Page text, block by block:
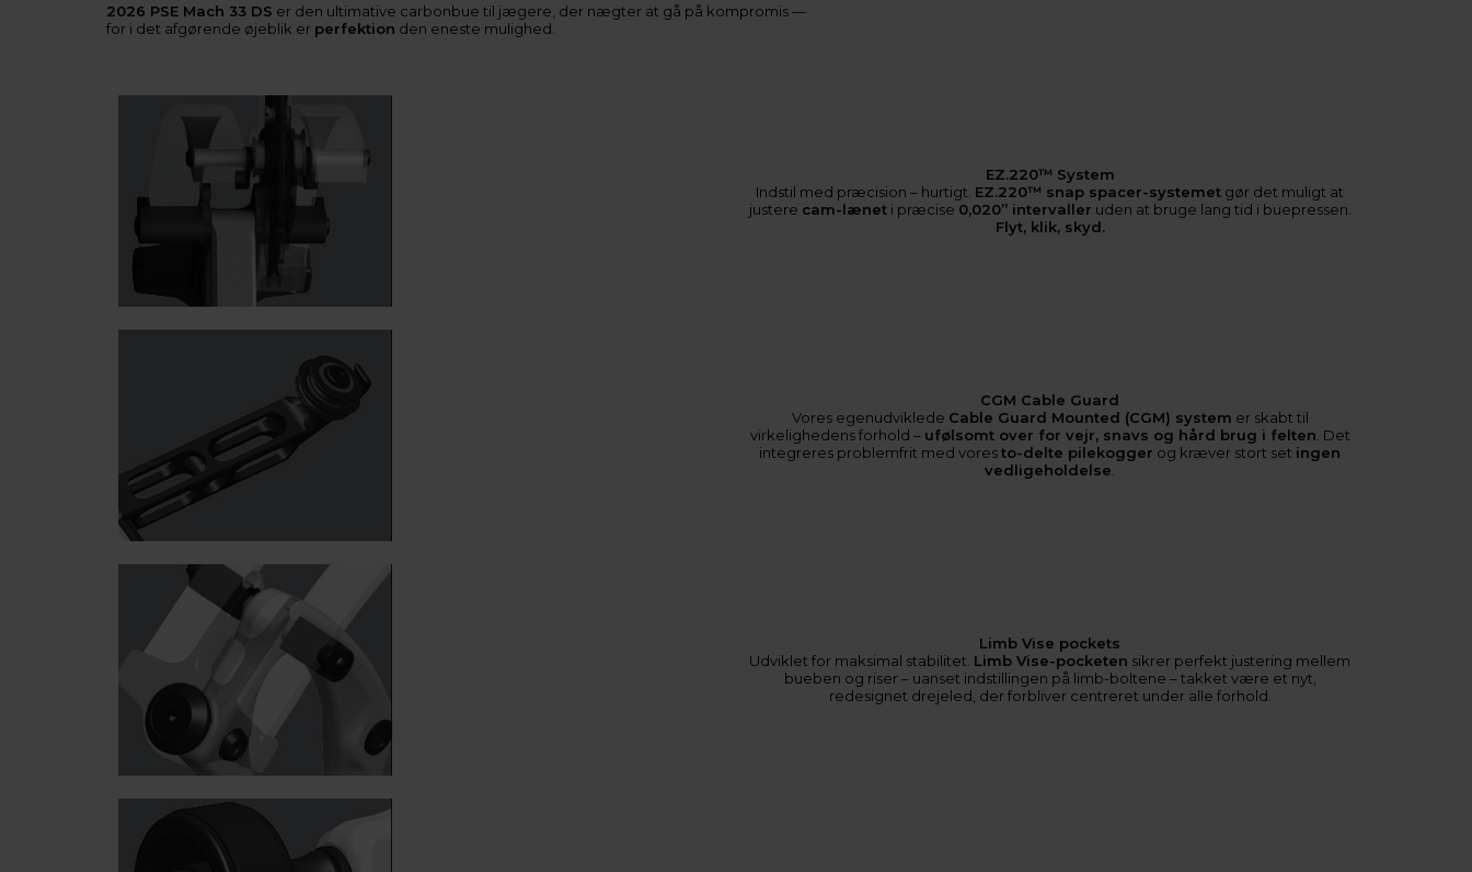
2026 PSE Mach 33 DS er den ultimative carbonbue til jægere, der nægter at gå på kompromis —
for i det afgørende øjeblik er perfektion den eneste mulighed.
EZ.220™ System
Indstil med præcision – hurtigt. EZ.220™ snap spacer-systemet gør det muligt at
justere cam-læneti præcise 0,020” intervaller uden at bruge lang tid i buepressen.
Flyt, klik, skyd.
CGM Cable Guard
Vores egenudviklede Cable Guard Mounted (CGM) system er skabt til
virkelighedens forhold – ufølsomt over for vejr, snavs og hård brug i felten . Det
integreres problemfrit med voresto-delte pilekogger og kræver stort set ingen
vedligeholdelse
Limb Vise pockets
Udviklet for maksimal stabilitet. Limb Vise-pocketen sikrer perfekt justering mellem
bueben og riser – uanset indstillingen på limb-boltene – takket være et nyt,
redesignet drejeled, der forbliver centreret under alle forhold.